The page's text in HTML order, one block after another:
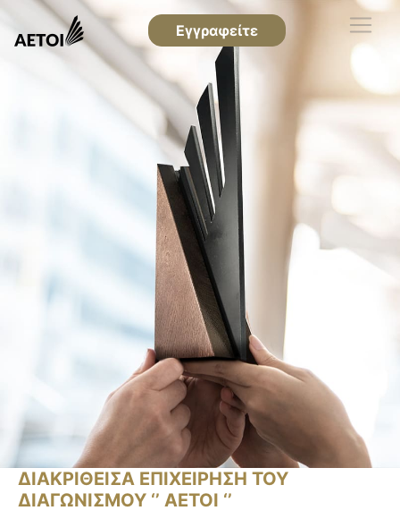
Εγγραφείτε
ΔΙΑΚΡΙΘΕΙΣΑ ΕΠΙΧΕΙΡΗΣΗ ΤΟΥ
ΔΙΑΓΩΝΙΣΜΟΥ ‘’ ΑΕΤΟΙ ‘’